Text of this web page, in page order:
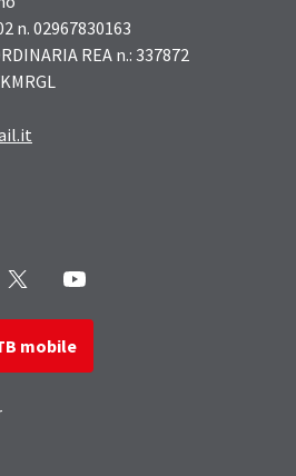
n. 02967830163
REA n.: 337872
mobile